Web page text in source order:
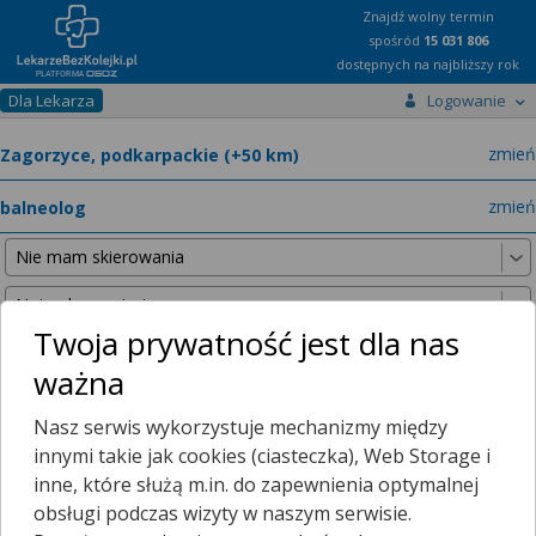
Znajdź wolny termin
spośród 15 031 806
dostępnych na najbliższy rok
Dla Lekarza Logowanie
zmień
zmień
Nie znaleźliśmy żadnych lekarzy w promieniu25 km , dlatego
zwiększyliśmy promień wyszukiwania do
50 km
Twoja prywatność jest dla nas
ważna
Nasz serwis wykorzystuje mechanizmy między
innymi takie jak cookies (ciasteczka), Web Storage i
inne, które służą m.in. do zapewnienia optymalnej
obsługi podczas wizyty w naszym serwisie.